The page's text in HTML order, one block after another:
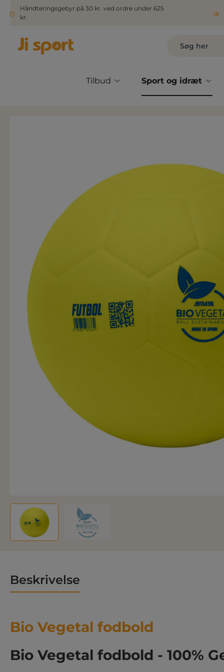
Håndteringsgebyr på 30 kr. ved ordre under 625
kr.
Tilbud Sport og idræt
Beskrivelse
Bio Vegetal fodbold
Bio Vegetal fodbold - 100%